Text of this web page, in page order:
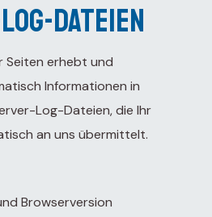
Dateien
Seiten erhebt und
Informationen in
Log-Dateien, die Ihr
an uns übermittelt.
Browserversion